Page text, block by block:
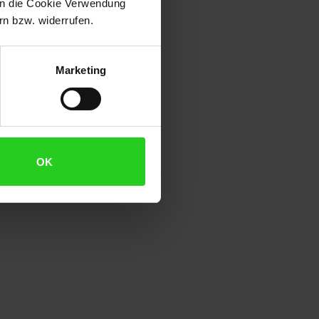
die Cookie Verwendung
bzw. widerrufen.
Marketing
OK